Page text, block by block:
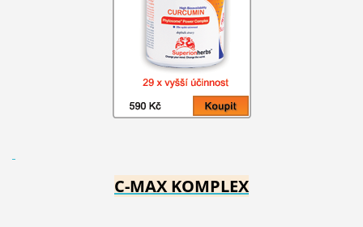
C-MAX KOMPLEX